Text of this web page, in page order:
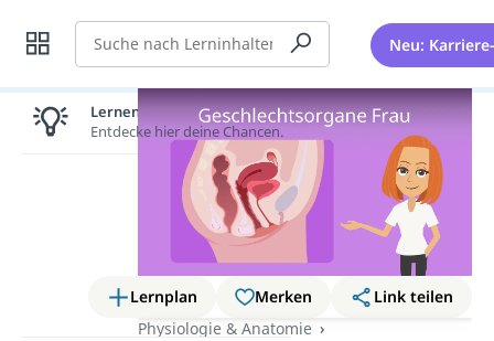
Suche Neu:
Lernplan Merken
Link teilen
Physiologie & Anatomie
Lernen lohnt sich!
Entdecke hier deine Chancen.